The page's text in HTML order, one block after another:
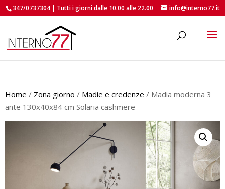
347/0737304 | Tutti i giorni dalle 10.00 alle 22.00 info@interno77.it
Home / Zona giorno / Madie e credenze / Madia moderna 3
ante 130x40x84 cm Solaria cashmere